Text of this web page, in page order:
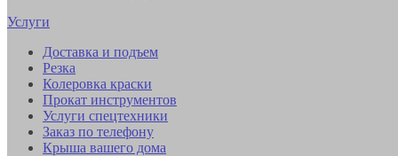
Услуги
Доставка и подъем
Резка
Колеровка краски
Прокат инструментов
Услуги спецтехники
Заказ по телефону
Крыша вашего дома